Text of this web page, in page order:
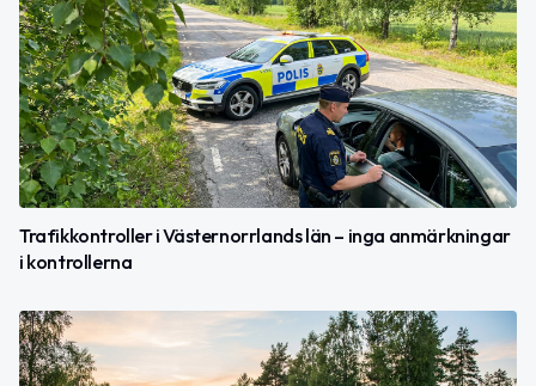
Trafikkontroller i Västernorrlands län – inga anmärkningar
i kontrollerna